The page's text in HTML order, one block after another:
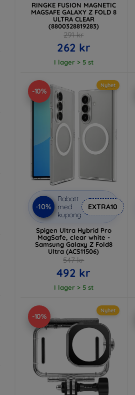
RINGKE FUSION MAGNETIC
MAGSAFE GALAXY Z FOLD 8
ULTRA CLEAR
(8800328819283)
291 kr
262 kr
I lager > 5 st
-10%
Nyhet
-10%
Rabatt
med
kupong
EXTRA10
Spigen Ultra Hybrid Pro
MagSafe, clear white -
Samsung Galaxy Z Fold8
Ultra (ACS11506)
547 kr
492 kr
I lager > 5 st
-10%
Nyhet